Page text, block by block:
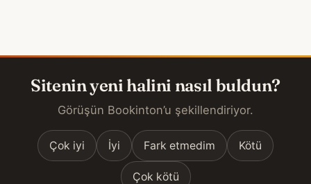
Sitenin yeni halini nasıl buldun?
Görüşün Bookinton’u şekillendiriyor.
Çok iyi İyi Fark etmedim Kötü
Çok kötü